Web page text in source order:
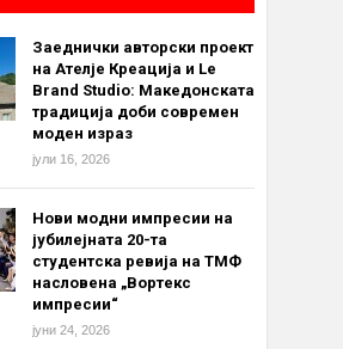
Заеднички авторски проект
на Ателје Креација и Le
Brand Studio: Македонската
традиција доби современ
моден израз
јули 16, 2026
Нови модни импресии на
јубилејната 20-та
студентска ревија на ТМФ
насловена „Вортекс
импресии“
јуни 24, 2026